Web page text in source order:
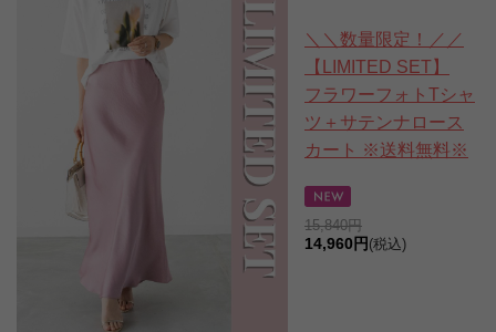
＼＼数量限定！／／
【LIMITED SET】
フラワーフォトTシャ
ツ＋サテンナロース
カート ※送料無料※
15,840円
14,960円 (税込)